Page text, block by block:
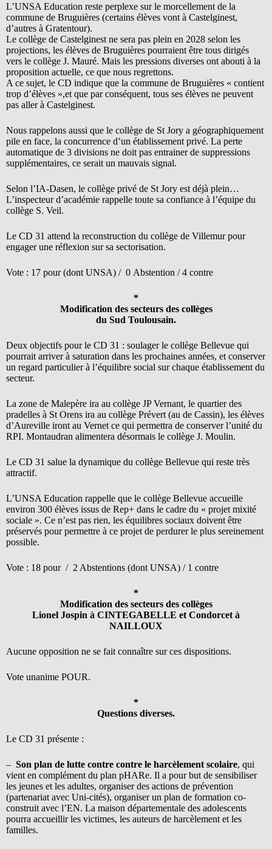
L’UNSA Education reste perplexe sur le morcellement de la
commune de Bruguières (certains élèves vont à Castelginest,
d’autres à Gratentour).
Le collège de Castelginest ne sera pas plein en 2028 selon les
projections, les élèves de Bruguières pourraient être tous dirigés
vers le collège J. Mauré. Mais les pressions diverses ont abouti à la
proposition actuelle, ce que nous regrettons.
A ce sujet, le CD indique que la commune de Bruguières « contient
trop d’élèves »,et que par conséquent, tous ses élèves ne peuvent
pas aller à Castelginest.
Nous rappelons aussi que le collège de St Jory a géographiquement
pile en face, la concurrence d’un établissement privé. La perte
automatique de 3 divisions ne doit pas entrainer de suppressions
supplémentaires, ce serait un mauvais signal.
Selon l’IA-Dasen, le collège privé de St Jory est déjà plein…
L’inspecteur d’académie rappelle toute sa confiance à l’équipe du
collège S. Veil.
Le CD 31 attend la reconstruction du collège de Villemur pour
engager une réflexion sur sa sectorisation.
Vote : 17 pour (dont UNSA) / 0 Abstention / 4 contre
*
Modification des secteurs des collèges
du Sud Toulousain.
Deux objectifs pour le CD 31 : soulager le collège Bellevue qui
pourrait arriver à saturation dans les prochaines années, et conserver
un regard particulier à l’équilibre social sur chaque établissement du
secteur.
La zone de Malepère ira au collège JP Vernant, le quartier des
pradelles à St Orens ira au collège Prévert (au de Cassin), les élèves
d’Aureville iront au Vernet ce qui permettra de conserver l’unité du
RPI. Montaudran alimentera désormais le collège J. Moulin.
Le CD 31 salue la dynamique du collège Bellevue qui reste très
attractif.
L’UNSA Education rappelle que le collège Bellevue accueille
environ 300 élèves issus de Rep+ dans le cadre du « projet mixité
sociale ». Ce n’est pas rien, les équilibres sociaux doivent être
préservés pour permettre à ce projet de perdurer le plus sereinement
possible.
Vote : 18 pour / 2 Abstentions (dont UNSA) / 1 contre
*
Modification des secteurs des collèges
Lionel Jospin à CINTEGABELLE et Condorcet à
NAILLOUX
Aucune opposition ne se fait connaître sur ces dispositions.
Vote unanime POUR.
*
Questions diverses.
Le CD 31 présente :
– Son plan de lutte contre contre le harcèlement scolaire, qui
vient en complément du plan pHARe. Il a pour but de sensibiliser
les jeunes et les adultes, organiser des actions de prévention
(partenariat avec Uni-cités), organiser un plan de formation co-
construit avec l’EN. La maison départementale des adolescents
pourra accueillir les victimes, les auteurs de harcèlement et les
familles.